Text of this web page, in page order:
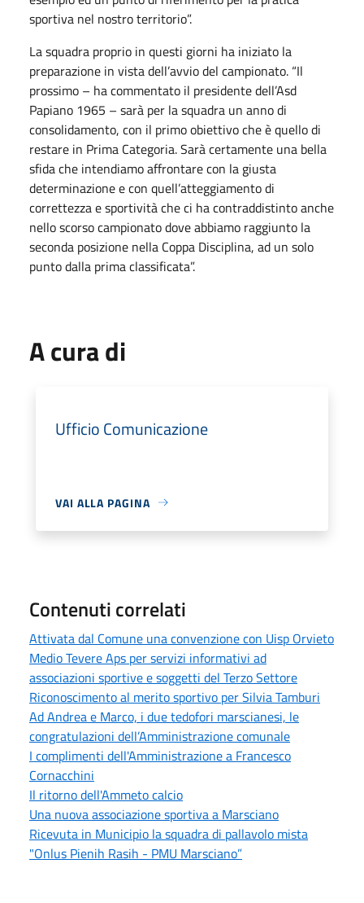
sportiva nel nostro territorio”.
La squadra proprio in questi giorni ha iniziato la
preparazione in vista dell’avvio del campionato. “Il
prossimo – ha commentato il presidente dell’Asd
Papiano 1965 – sarà per la squadra un anno di
consolidamento, con il primo obiettivo che è quello di
restare in Prima Categoria. Sarà certamente una bella
sfida che intendiamo affrontare con la giusta
determinazione e con quell’atteggiamento di
correttezza e sportività che ci ha contraddistinto anche
nello scorso campionato dove abbiamo raggiunto la
seconda posizione nella Coppa Disciplina, ad un solo
punto dalla prima classificata”.
A cura di
Ufficio Comunicazione
VAI ALLA PAGINA
Contenuti correlati
Attivata dal Comune una convenzione con Uisp Orvieto
Medio Tevere Aps per servizi informativi ad
associazioni sportive e soggetti del Terzo Settore
Riconoscimento al merito sportivo per Silvia Tamburi
Ad Andrea e Marco, i due tedofori marscianesi, le
congratulazioni dell’Amministrazione comunale
I complimenti dell'Amministrazione a Francesco
Cornacchini
Il ritorno dell'Ammeto calcio
Una nuova associazione sportiva a Marsciano
Ricevuta in Municipio la squadra di pallavolo mista
"Onlus Pienih Rasih - PMU Marsciano”